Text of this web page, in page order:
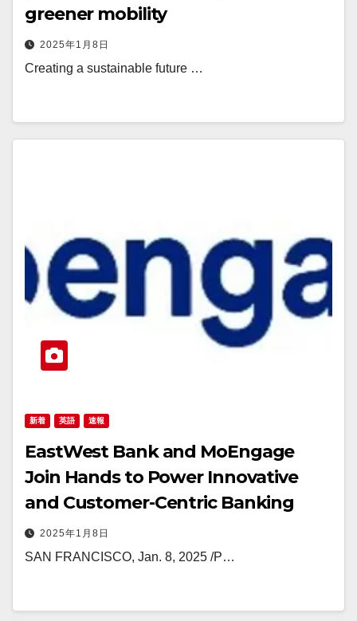
greener mobility
2025年1月8日
Creating a sustainable future …
新着 英語 速報
EastWest Bank and MoEngage
Join Hands to Power Innovative
and Customer-Centric Banking
2025年1月8日
SAN FRANCISCO, Jan. 8, 2025 /P…